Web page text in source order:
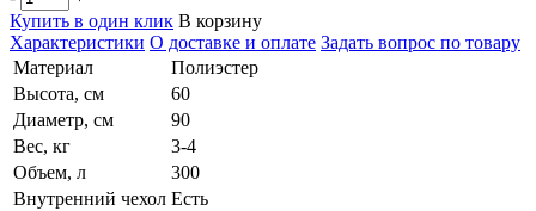
Купить в один клик В корзину
Характеристики О доставке и оплате Задать вопрос по товару
Материал
Полиэстер
Высота, см
60
Диаметр, см
90
Вес, кг
3-4
Объем, л
300
Внутренний чехол Есть